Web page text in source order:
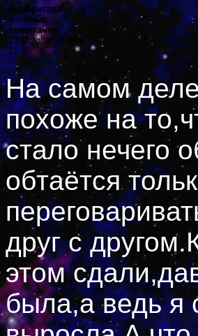
Re: Бригада
злобных
киноманов
13 October, 2005 в
15:05
На самом
похоже на
стало нечего
обтаётся
друг с
этом
была,а ведь я